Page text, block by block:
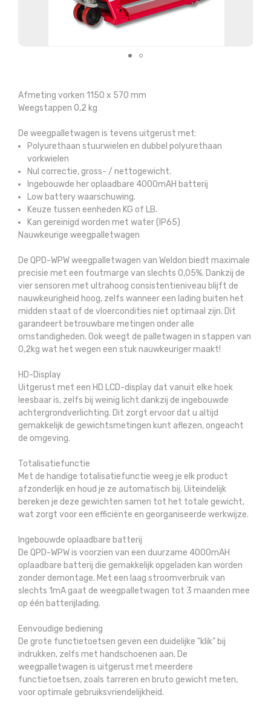
Afmeting vorken 1150 x 570 mm
Weegstappen 0,2 kg
De weegpalletwagen is tevens uitgerust met:
Polyurethaan stuurwielen en dubbel polyurethaan
vorkwielen
Nul correctie, gross- / nettogewicht.
Ingebouwde her oplaadbare 4000mAH batterij
Low battery waarschuwing.
Keuze tussen eenheden KG of LB.
Kan gereinigd worden met water (IP65)
Nauwkeurige weegpalletwagen
De QPD-WPW weegpalletwagen van Weldon biedt maximale
precisie met een foutmarge van slechts 0,05%. Dankzij de
vier sensoren met ultrahoog consistentieniveau blijft de
nauwkeurigheid hoog, zelfs wanneer een lading buiten het
midden staat of de vloercondities niet optimaal zijn. Dit
garandeert betrouwbare metingen onder alle
omstandigheden. Ook weegt de palletwagen in stappen van
0,2kg wat het wegen een stuk nauwkeuriger maakt!
HD-Display
Uitgerust met een HD LCD-display dat vanuit elke hoek
leesbaar is, zelfs bij weinig licht dankzij de ingebouwde
achtergrondverlichting. Dit zorgt ervoor dat u altijd
gemakkelijk de gewichtsmetingen kunt aflezen, ongeacht
de omgeving.
Totalisatiefunctie
Met de handige totalisatiefunctie weeg je elk product
afzonderlijk en houd je ze automatisch bij. Uiteindelijk
bereken je deze gewichten samen tot het totale gewicht,
wat zorgt voor een efficiënte en georganiseerde werkwijze.
Ingebouwde oplaadbare batterij
De QPD-WPW is voorzien van een duurzame 4000mAH
oplaadbare batterij die gemakkelijk opgeladen kan worden
zonder demontage. Met een laag stroomverbruik van
slechts 1mA gaat de weegpalletwagen tot 3 maanden mee
op één batterijlading.
Eenvoudige bediening
De grote functietoetsen geven een duidelijke "klik” bij
indrukken, zelfs met handschoenen aan. De
weegpalletwagen is uitgerust met meerdere
functietoetsen, zoals tarreren en bruto gewicht meten,
voor optimale gebruiksvriendelijkheid.